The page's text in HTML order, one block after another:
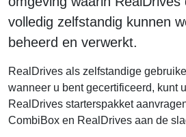
volledig zelfstandig kunnen
beheerd en verwerkt.
RealDrives als zelfstandige
wanneer u bent gecertificeerd, kunt
RealDrives starterspakket
CombiBox en RealDrives aan de